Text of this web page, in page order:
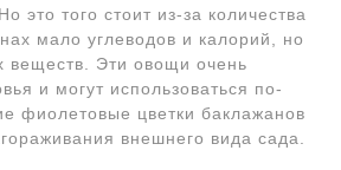
это того стоит из-за количества
мало углеводов и калорий, но
веществ. Эти овощи очень
и могут использоваться по-
фиолетовые цветки баклажанов
внешнего вида сада.